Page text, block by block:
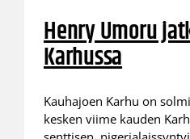
Henry Umoru
Karhussa
Kauhajoen Karhu on
kesken viime kauden